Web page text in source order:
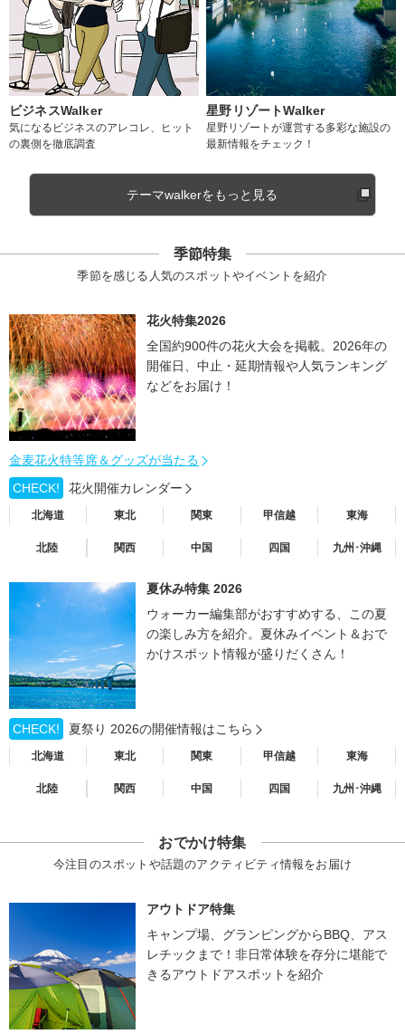
ビジネスWalker
気になるビジネスのアレコレ、ヒット
の裏側を徹底調査
星野リゾートWalker
星野リゾートが運営する多彩な施設の
最新情報をチェック！
テーマwalkerをもっと見る
季節特集
季節を感じる人気のスポットやイベントを紹介
花火特集2026
全国約900件の花火大会を掲載。2026年の
開催日、中止・延期情報や人気ランキング
などをお届け！
金麦花火特等席＆グッズが当たる
CHECK!
花火開催カレンダー
北海道 東北 関東 甲信越 東海
北陸 関西 中国 四国 九州･沖縄
夏休み特集 2026
ウォーカー編集部がおすすめする、この夏
の楽しみ方を紹介。夏休みイベント＆おで
かけスポット情報が盛りだくさん！
CHECK! 夏祭り 2026の開催情報はこちら
北海道 東北 関東 甲信越 東海
北陸 関西 中国 四国 九州･沖縄
おでかけ特集
今注目のスポットや話題のアクティビティ情報をお届け
アウトドア特集
キャンプ場、グランピングからBBQ、アス
レチックまで！非日常体験を存分に堪能で
きるアウトドアスポットを紹介